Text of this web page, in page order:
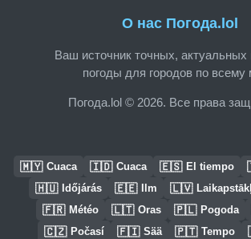
О нас Погода.lol
Ваш источник точных, актуальных
погоды для городов по всему
Погода.lol © 2026. Все права
🇲🇾 Cuaca 🇮🇩 Cuaca 🇪🇸 El tiempo
🇭🇺 Időjárás 🇪🇪 Ilm 🇱🇻
🇫🇷 Météo 🇱🇹 Oras 🇵🇱 Pogoda
🇨🇿 Počasí 🇫🇮 Sää 🇵🇹 Tempo